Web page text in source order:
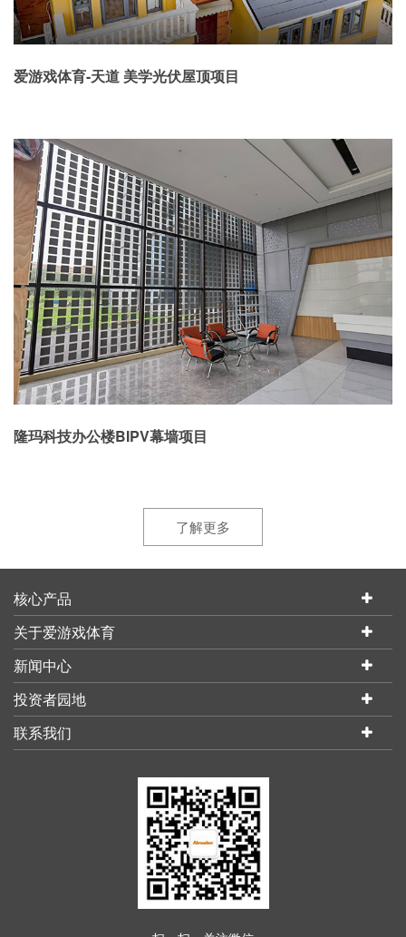
爱游戏体育-天道 美学光伏屋顶项目
隆玛科技办公楼BIPV幕墙项目
了解更多
核心产品
关于爱游戏体育
新闻中心
投资者园地
联系我们